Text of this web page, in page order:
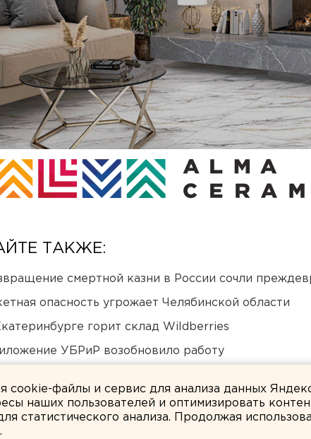
ТАКЖЕ:
смертной казни в России сочли
опасность угрожает Челябинской области
горит склад Wildberries
УБРиР возобновило работу
cookie-файлы и сервис для анализа данных
наших пользователей и оптимизировать
статистического анализа. Продолжая
.